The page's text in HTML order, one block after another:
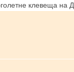
клевеща на